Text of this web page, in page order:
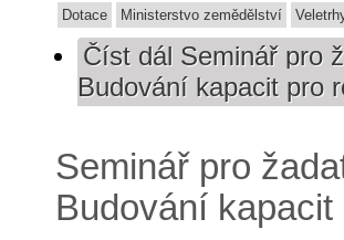
Dotace Ministerstvo zemědělství
Číst dál Seminář pro
Budování kapacit pro
Seminář pro
Budování